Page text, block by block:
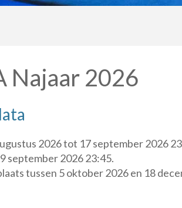
Najaar 2026
2026 tot 17 september 2026
september 2026 23:45.
tussen 5 oktober 2026 en 18